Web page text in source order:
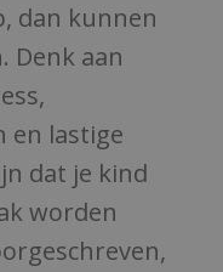
dan kunnen
Denk aan
en lastige
dat je kind
worden